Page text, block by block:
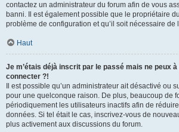
contactez un administrateur du forum afin de vous
banni. Il est également possible que le propriétaire
problème de configuration et qu’il soit nécessaire de
Haut
Je m’étais déjà inscrit par le passé mais ne peux
connecter ?!
Il est possible qu’un administrateur ait désactivé ou
pour une quelconque raison. De plus, beaucoup de
périodiquement les utilisateurs inactifs afin de
données. Si tel était le cas, inscrivez-vous de
plus activement aux discussions du forum.